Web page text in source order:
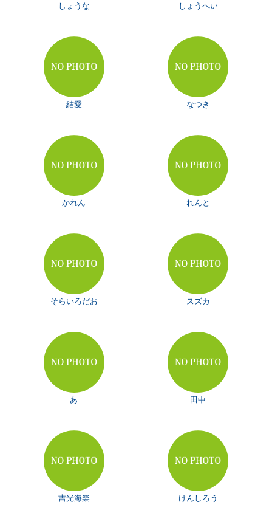
しょうな しょうへい
結愛 なつき
かれん れんと
そらいろだお スズカ
あ 田中
吉光海楽 けんしろう